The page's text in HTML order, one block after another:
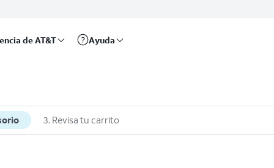
de AT&T Ayuda
3. Revisa tu carrito